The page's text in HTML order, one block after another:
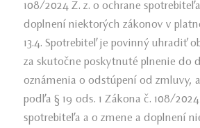
108/2024 Z. z. o ochrane
doplnení niektorých zákonov v
13.4. Spotrebiteľ je povinný uhradiť
za skutočne poskytnuté plnenie do
oznámenia o odstúpení od zmluvy,
podľa § 19 ods. 1 Zákona č. 108/
spotrebiteľa a o zmene a doplnení